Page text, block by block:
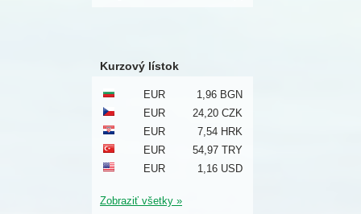
Kurzový lístok
EUR
1,96 BGN
EUR
24,20 CZK
EUR
7,54 HRK
EUR
54,97 TRY
EUR
1,16 USD
Zobraziť všetky »